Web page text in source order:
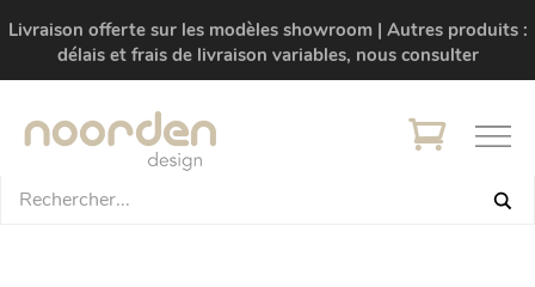
Livraison offerte sur les modèles showroom | Autres produits :
délais et frais de livraison variables, nous consulter